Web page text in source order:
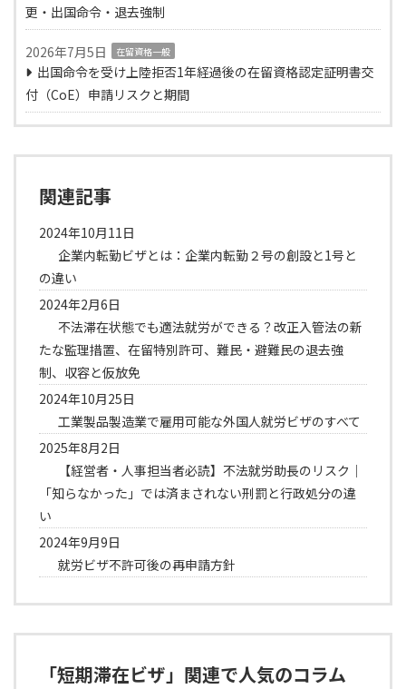
更・出国命令・退去強制
2026年7月5日 在留資格一般
出国命令を受け上陸拒否1年経過後の在留資格認定証明書交
付（CoE）申請リスクと期間
関連記事
2024年10月11日
企業内転勤ビザとは：企業内転勤２号の創設と1号と
の違い
2024年2月6日
不法滞在状態でも適法就労ができる？改正入管法の新
たな監理措置、在留特別許可、難民・避難民の退去強
制、収容と仮放免
2024年10月25日
工業製品製造業で雇用可能な外国人就労ビザのすべて
2025年8月2日
【経営者・人事担当者必読】不法就労助長のリスク｜
「知らなかった」では済まされない刑罰と行政処分の違
い
2024年9月9日
就労ビザ不許可後の再申請方針
「短期滞在ビザ」関連で人気のコラム